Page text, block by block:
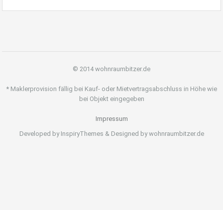
© 2014 wohnraumbitzer.de
* Maklerprovision fällig bei Kauf- oder Mietvertragsabschluss in Höhe wie
bei Objekt eingegeben
Impressum
Developed by InspiryThemes & Designed by wohnraumbitzer.de